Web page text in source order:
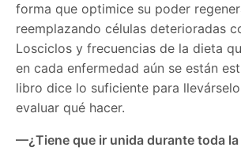
forma que optimice su poder
reemplazando células deterioradas
Losciclos y frecuencias de la dieta
en cada enfermedad aún se están
libro dice lo suficiente para
evaluar qué hacer.
—¿Tiene que ir unida durante toda la